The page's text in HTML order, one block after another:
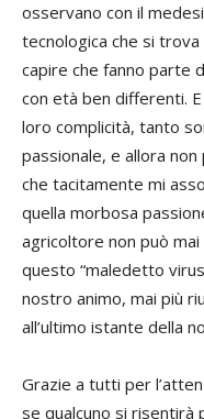
osservano con il
tecnologica che si
capire che fanno parte
con età ben differenti.
loro complicità, tanto
passionale, e allora
che tacitamente mi
quella morbosa
agricoltore non può
questo “maledetto
nostro animo, mai più
all’ultimo istante della
Grazie a tutti per
se qualcuno si risentirà